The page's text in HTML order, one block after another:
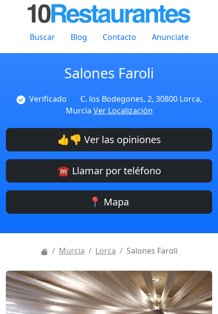
Buscar Blog Contacto Anunciate
Salones Faroli
Verificado
C. los Bodegones, 2, 30800 Lorca,
Murcia Ver Localización
👍👎 Ver las opiniones
☎️ Llamar por teléfono
📍 Mapa
Murcia Lorca Salones Faroli